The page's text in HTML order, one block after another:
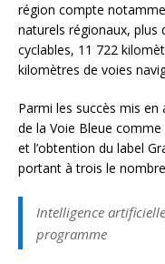
région compte
naturels régionaux, plus
cyclables, 11 722
kilomètres de voies
Parmi les succès mis en
de la Voie Bleue comme
et l’obtention du label
portant à trois le
Intelligence
programme